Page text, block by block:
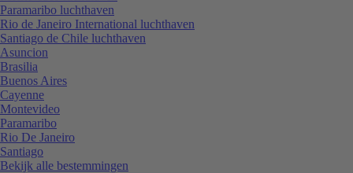
Paramaribo luchthaven
Rio de Janeiro International luchthaven
Santiago de Chile luchthaven
Asuncion
Brasilia
Buenos Aires
Cayenne
Montevideo
Paramaribo
Rio De Janeiro
Santiago
Bekijk alle bestemmingen